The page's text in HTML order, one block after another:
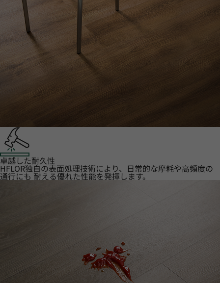
卓越した耐久性
HFLOR独自の表面処理技術により、日常的な摩耗や高頻度の
通行にも 耐える優れた性能を発揮します。